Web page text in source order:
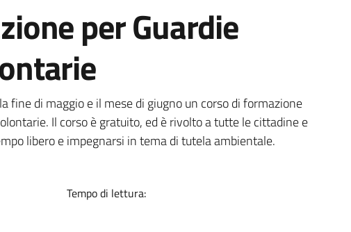
per Guardie
fine di maggio e il mese di giugno un corso di formazione
Il corso è gratuito, ed è rivolto a tutte le cittadine e
libero e impegnarsi in tema di tutela ambientale.
Tempo di lettura: